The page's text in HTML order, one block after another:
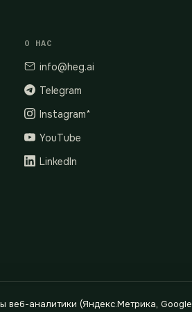
О НАС
info@heg.ai
Telegram
Instagram*
YouTube
LinkedIn
аналитики (Яндекс.Метрика, Google